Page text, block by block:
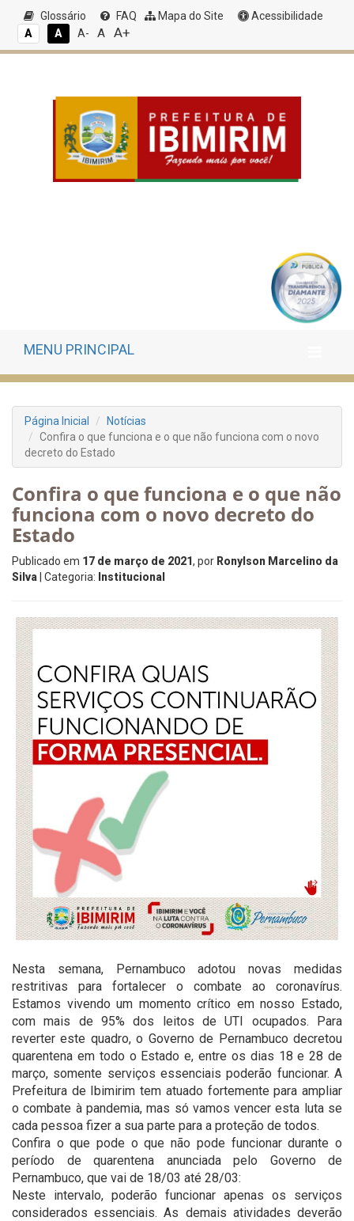
Glossário FAQ Mapa do Site
Acessibilidade
A
A A- A A+
MENU PRINCIPAL
Página Inicial
Notícias
Confira o que funciona e o que não funciona com o novo
decreto do Estado
Confira o que funciona e o que não
funciona com o novo decreto do
Estado
Publicado em 17 de março de 2021, por Ronylson Marcelino da
Silva | Categoria: Institucional
Nesta semana, Pernambuco adotou novas medidas
restritivas para fortalecer o combate ao coronavírus.
Estamos vivendo um momento crítico em nosso Estado,
com mais de 95% dos leitos de UTI ocupados. Para
reverter este quadro, o Governo de Pernambuco decretou
quarentena em todo o Estado e, entre os dias 18 e 28 de
março, somente serviços essenciais poderão funcionar. A
Prefeitura de Ibimirim tem atuado fortemente para ampliar
o combate à pandemia, mas só vamos vencer esta luta se
cada pessoa fizer a sua parte para a proteção de todos.
Confira o que pode o que não pode funcionar durante o
período de quarentena anunciada pelo Governo de
Pernambuco, que vai de 18/03 até 28/03:
Neste intervalo, poderão funcionar apenas os serviços
considerados essenciais. As demais atividades deverão